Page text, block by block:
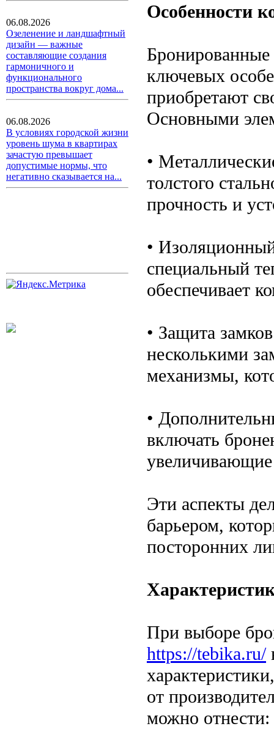
06.08.2026
Озеленение и ландшафтный
дизайн — важные
составляющие создания
гармоничного и
функционального
пространства вокруг дома...
06.08.2026
В условиях городской жизни
уровень шума в квартирах
зачастую превышает
допустимые нормы, что
негативно сказывается на...
Особенности
Бронированные
ключевых
приобретают
Основными
•
толстого
прочность и
•
специальный
обеспечивает
• Защита
несколькими
механизмы,
•
включать
Эти аспекты
барьером,
посторонних
При выборе
https://tebika.ru/
от
можно отнести: